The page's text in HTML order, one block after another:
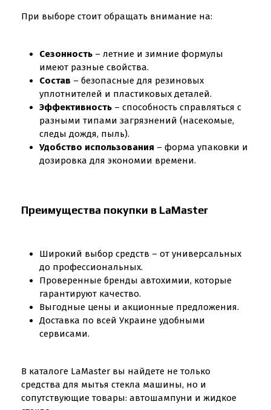
При выборе стоит обращать внимание на:
Сезонность – летние и зимние формулы
имеют разные свойства.
Состав – безопасные для резиновых
уплотнителей и пластиковых деталей.
Эффективность – способность справляться с
разными типами загрязнений (насекомые,
следы дождя, пыль).
Удобство использования – форма упаковки и
дозировка для экономии времени.
Преимущества покупки в LaMaster
Широкий выбор средств – от универсальных
до профессиональных.
Проверенные бренды автохимии, которые
гарантируют качество.
Выгодные цены и акционные предложения.
Доставка по всей Украине удобными
сервисами.
В каталоге LaMaster вы найдете не только
средства для мытья стекла машины, но и
сопутствующие товары: автошампуни и жидкое